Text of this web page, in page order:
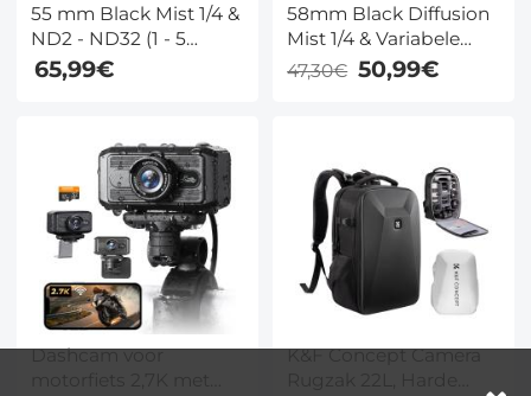
55 mm Black Mist 1/4 &
ND2 - ND32 (1 - 5
Stops) 2-in-1 Variabel
ND Lens Filter Met 28
Nano Xcel Serie
65,99€
58mm Black Diffusion
Mist 1/4 & Variabele
ND2-32 2-in-1 Filter
Cinematic Effect
18 Multi-Layer Coatings
- Nano-Klear Serie
47,30€ 50,99€
Dashcam voor
K&F Concept Camera